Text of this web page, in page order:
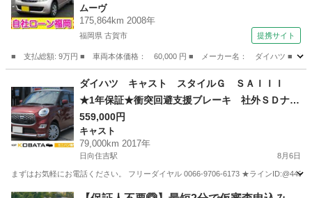
ムーヴ
175,864km 2008年
福岡県 古賀市 提携サイト
■ 支払総額: 9万円 ■ 車両本体価格： 60,000 円 ■ メーカー名： ダイハツ ■ 車
ムーヴ
ダイハツ キャスト スタイルＧ ＳＡＩＩＩ
★1年保証★衝突回避支援ブレーキ 社外ＳＤナ
ビ 地デジ バックカメラ Ｂｌｕｅｔｏｏｔ
ｈ オートエアコン スマートキー アイドリン
グストップ オートライト ＬＥＤヘッド＆フォ
559,000円
キャスト
79,000km 2017年
日向住吉駅 8月6日
まずはお気軽にお電話ください。 フリーダイヤル 0066-9706-6173 ★ライン
宮崎 宮崎市 日向住吉駅 キャスト ヘッド